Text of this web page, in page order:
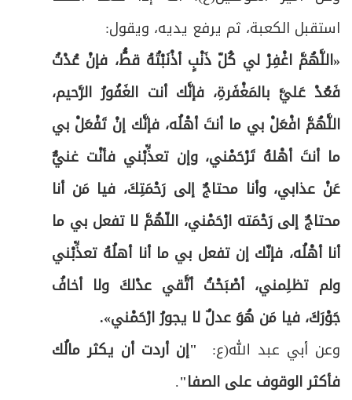
استقبل الكعبة، ثم يرفع يديه، ويقول:
«اللَّهُمَّ اغْفِرْ لي كُلّ ذَنْبٍ أذْنَبْتُهُ قطُّ، فإنْ عُدْتُ
فَعُدْ عَليَّ بالمَغْفَرةِ، فإنَّك أنت الغَفُورُ الرَّحيم،
اللَّهُمَّ افْعَلْ بي ما أنتَ أهْلُه، فإنَّك إنْ تَفْعَلْ بي
ما أنتَ أهْلهُ تَرْحَمْني، وإن تعذِّبْني فأنْت غنيٌّ
عَنْ عذابي، وأنا محتاجٌ إلى رَحْمَتِكَ، فيا مَن أنا
محتاجٌ إلى رَحْمَته ارْحَمْني، اللّهُمَّ لا تفعل بي ما
أنا أهْلُه، فإنّك إن تفعل بي ما أنا أهلُهُ تعذِّبْني
ولم تظلِمني، أصْبَحْتُ أتَّقي عدْلكَ ولا أخافُ
جَوْرَكَ، فيا مَن هُوَ عدلٌ لا يجورُ ارْحَمْني».
وعن أبي عبد الله(ع:
"إن أردت أن يكثر مالُك
فأكثر الوقوف على الصفا".
ص
85 دعاء التوبة للإمام زين العابدين(ع)